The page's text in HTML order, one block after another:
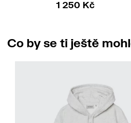
1 250 Kč
Co by se ti ještě